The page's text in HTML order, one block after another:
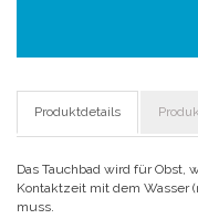
Produktdetails
Das Tauchbad wird für Obst,
Kontaktzeit mit dem Wasser
muss.